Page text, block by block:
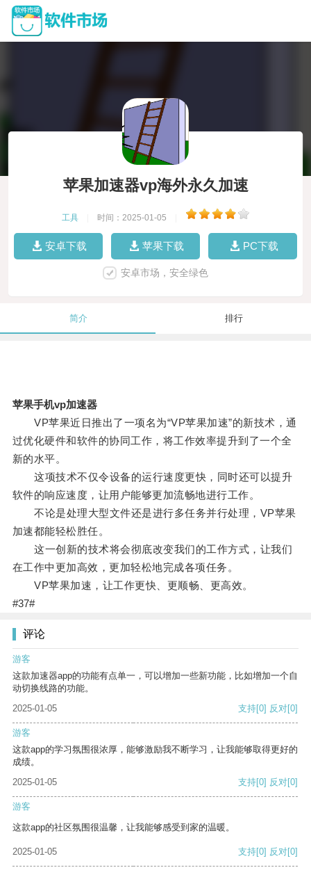
苹果加速器vp海外永久加速
工具 时间：2025-01-05
安卓下载 苹果下载 PC下载
安卓市场，安全绿色
简介 排行
苹果手机vp加速器
VP苹果近日推出了一项名为“VP苹果加速”的新技术，通
过优化硬件和软件的协同工作，将工作效率提升到了一个全
新的水平。
这项技术不仅令设备的运行速度更快，同时还可以提升
软件的响应速度，让用户能够更加流畅地进行工作。
不论是处理大型文件还是进行多任务并行处理，VP苹果
加速都能轻松胜任。
这一创新的技术将会彻底改变我们的工作方式，让我们
在工作中更加高效，更加轻松地完成各项任务。
VP苹果加速，让工作更快、更顺畅、更高效。
#37#
评论
游客
这款加速器app的功能有点单一，可以增加一些新功能，比如增加一个自
动切换线路的功能。
2025-01-05
支持[0] 反对[0]
游客
这款app的学习氛围很浓厚，能够激励我不断学习，让我能够取得更好的
成绩。
2025-01-05
支持[0] 反对[0]
游客
这款app的社区氛围很温馨，让我能够感受到家的温暖。
2025-01-05 支持[0] 反对[0]